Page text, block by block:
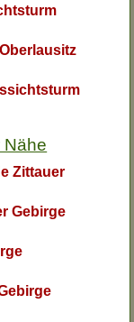
Nähe
Zittauer
Gebirge